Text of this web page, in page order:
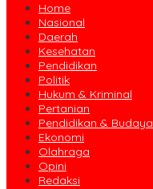
Home
Nasional
Daerah
Kesehatan
Pendidikan
Politik
Hukum & Kriminal
Pertanian
Pendidikan & Budaya
Ekonomi
Olahraga
Opini
Redaksi